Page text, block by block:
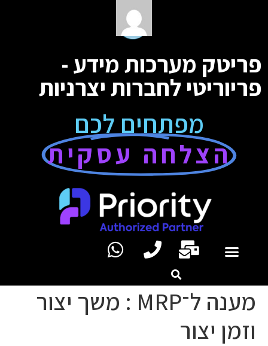
פריטק מערכות מידע -
פריוריטי לחברות יצרניות
מפתחים לכם
הצלחה עסקית
מענה ל־MRP : משך יצור
וזמן יצור